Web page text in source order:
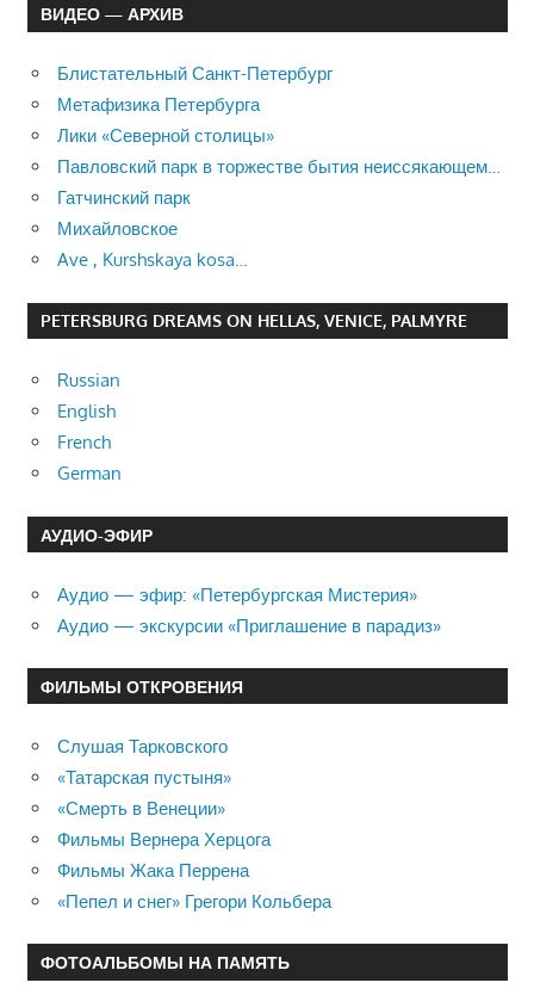
ВИДЕО — АРХИВ
Блистательный Санкт-Петербург
Метафизика Петербурга
Лики «Северной столицы»
Павловский парк в торжестве бытия неиссякающем…
Гатчинский парк
Михайловское
Ave , Kurshskaya kosa…
PETERSBURG DREAMS ON HELLAS, VENICE, PALMYRE
Russian
English
French
German
АУДИО-ЭФИР
Аудио — эфир: «Петербургская Мистерия»
Аудио — экскурсии «Приглашение в парадиз»
ФИЛЬМЫ ОТКРОВЕНИЯ
Слушая Тарковского
«Татарская пустыня»
«Смерть в Венеции»
Фильмы Вернера Херцога
Фильмы Жака Перрена
«Пепел и снег» Грегори Кольбера
ФОТОАЛЬБОМЫ НА ПАМЯТЬ